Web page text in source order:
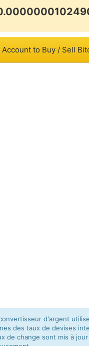
Account to Buy / Sell
d'argent
des taux de devises
de change sont mis à jour